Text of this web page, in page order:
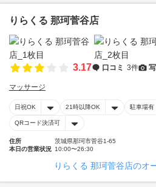
りらくる 那珂菅谷店
3.17 口コミ 3件
マッサージ
日祝OK 21時以降OK 駐車場有
QRコード決済可
住所
茨城県那珂市菅谷1-65
本日の営業状況 10:00〜26:30
りらくる 那珂菅谷店のオ